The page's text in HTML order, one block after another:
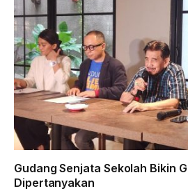
Gudang Senjata Sekolah Bikin
Dipertanyakan